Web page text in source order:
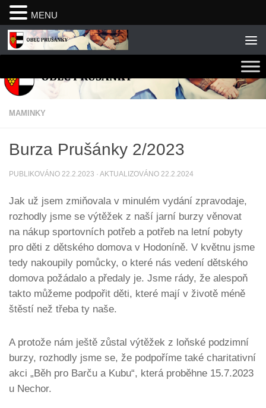
Skip to content
MAMINKY
Burza Prušánky 2/2023
PUBLIKOVÁNO 22.2.2023 · AKTUALIZOVÁNO 22.2.2024
Jak už jsem zmiňovala v minulém vydání zpravodaje,
rozhodly jsme se výtěžek z naší jarní burzy věnovat
na nákup sportovních potřeb a potřeb na letní pobyty
pro děti z dětského domova v Hodoníně. V květnu jsme
tedy nakoupily pomůcky, o které nás vedení dětského
domova požádalo a předaly je. Jsme rády, že alespoň
takto můžeme podpořit děti, které mají v životě méně
štěstí než třeba ty naše.
A protože nám ještě zůstal výtěžek z loňské podzimní
burzy, rozhodly jsme se, že podpoříme také charitativní
akci „Běh pro Barču a Kubu“, která proběhne 15.7.2023
u Nechor.
MENU